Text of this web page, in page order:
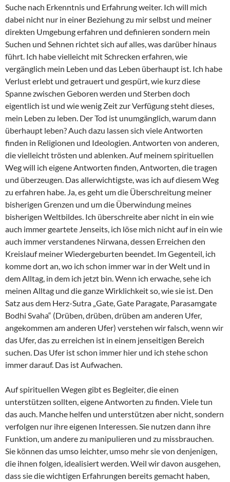
Suche nach Erkenntnis und Erfahrung weiter. Ich will mich
dabei nicht nur in einer Beziehung zu mir selbst und meiner
direkten Umgebung erfahren und definieren sondern mein
Suchen und Sehnen richtet sich auf alles, was darüber hinaus
führt. Ich habe vielleicht mit Schrecken erfahren, wie
vergänglich mein Leben und das Leben überhaupt ist. Ich habe
Verlust erlebt und getrauert und gespürt, wie kurz diese
Spanne zwischen Geboren werden und Sterben doch
eigentlich ist und wie wenig Zeit zur Verfügung steht dieses,
mein Leben zu leben. Der Tod ist unumgänglich, warum dann
überhaupt leben? Auch dazu lassen sich viele Antworten
finden in Religionen und Ideologien. Antworten von anderen,
die vielleicht trösten und ablenken. Auf meinem spirituellen
Weg will ich eigene Antworten finden, Antworten, die tragen
und überzeugen. Das allerwichtigste, was ich auf diesem Weg
zu erfahren habe. Ja, es geht um die Überschreitung meiner
bisherigen Grenzen und um die Überwindung meines
bisherigen Weltbildes. Ich überschreite aber nicht in ein wie
auch immer geartete Jenseits, ich löse mich nicht auf in ein wie
auch immer verstandenes Nirwana, dessen Erreichen den
Kreislauf meiner Wiedergeburten beendet. Im Gegenteil, ich
komme dort an, wo ich schon immer war in der Welt und in
dem Alltag, in dem ich jetzt bin. Wenn ich erwache, sehe ich
meinen Alltag und die ganze Wirklichkeit so, wie sie ist. Den
Satz aus dem Herz-Sutra „Gate, Gate Paragate, Parasamgate
Bodhi Svaha“ (Drüben, drüben, drüben am anderen Ufer,
angekommen am anderen Ufer) verstehen wir falsch, wenn wir
das Ufer, das zu erreichen ist in einem jenseitigen Bereich
suchen. Das Ufer ist schon immer hier und ich stehe schon
immer darauf. Das ist Aufwachen.
Auf spirituellen Wegen gibt es Begleiter, die einen
unterstützen sollten, eigene Antworten zu finden. Viele tun
das auch. Manche helfen und unterstützen aber nicht, sondern
verfolgen nur ihre eigenen Interessen. Sie nutzen dann ihre
Funktion, um andere zu manipulieren und zu missbrauchen.
Sie können das umso leichter, umso mehr sie von denjenigen,
die ihnen folgen, idealisiert werden. Weil wir davon ausgehen,
dass sie die wichtigen Erfahrungen bereits gemacht haben,